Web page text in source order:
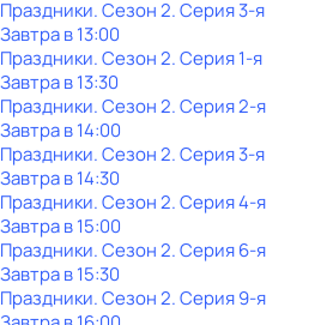
Праздники. Сезон 2. Серия 3-я
Завтра в 13:00
Праздники. Сезон 2. Серия 1-я
Завтра в 13:30
Праздники. Сезон 2. Серия 2-я
Завтра в 14:00
Праздники. Сезон 2. Серия 3-я
Завтра в 14:30
Праздники. Сезон 2. Серия 4-я
Завтра в 15:00
Праздники. Сезон 2. Серия 6-я
Завтра в 15:30
Праздники. Сезон 2. Серия 9-я